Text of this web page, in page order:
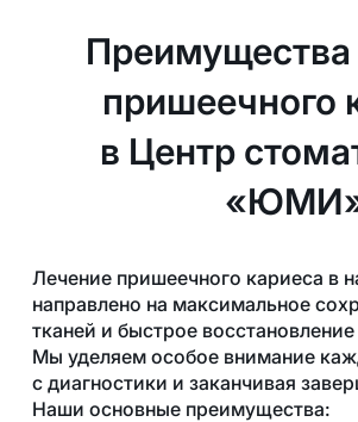
Преимущества
пришеечного
в Центр
Лечение пришеечного кариеса в
направлено на максимальное
тканей и быстрое
Мы уделяем особое внимание
с диагностики и заканчивая
Наши основные преимущества: